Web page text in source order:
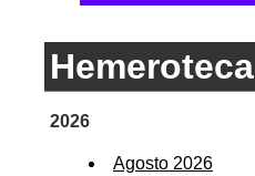
Hemeroteca
2026
Agosto 2026